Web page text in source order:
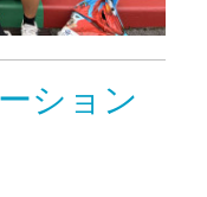
ション